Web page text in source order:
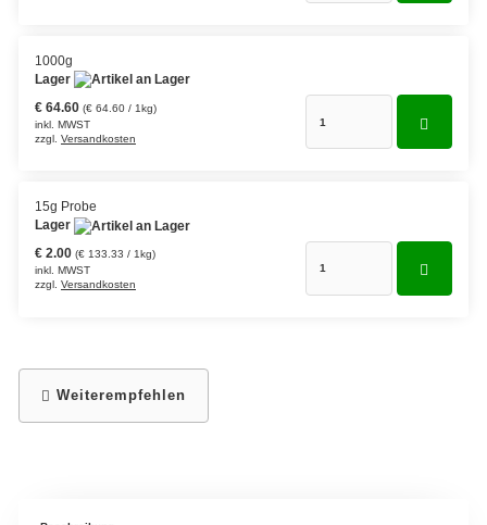
Yogi - und Beuteltee
Aromatisierter Grüntee
Früchtetee
Kräuter
Gewürze
1000g
Lager
€ 64.60 (€ 64.60 / 1kg)
inkl. MWST
zzgl. Versandkosten
15g Probe
Lager
€ 2.00 (€ 133.33 / 1kg)
inkl. MWST
zzgl. Versandkosten
Weiterempfehlen